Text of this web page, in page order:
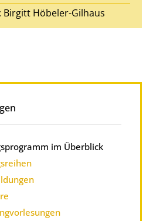
Birgitt Höbeler-Gilhaus
im Überblick